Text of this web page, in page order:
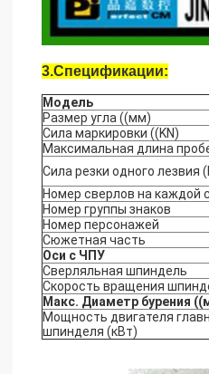
3.Спецификации:
Модель
Размер угла ((мм)
Сила маркировки ((KN)
Максимальная длина
Сила резки одного лезвия
Номер сверлов на каждой
Номер группы знаков
Номер персонажей
Сюжетная часть
Оси с ЧПУ
Сверляльная шпиндель
Скорость вращения
Макс. Диаметр бурения
Мощность двигателя
шпинделя (кВт)